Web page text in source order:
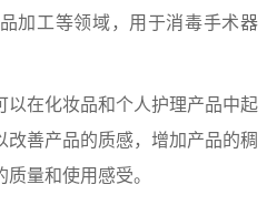
加工等领域，用于消毒手术器
以在化妆品和个人护理产品中起
善产品的质感，增加产品的稠
量和使用感受。